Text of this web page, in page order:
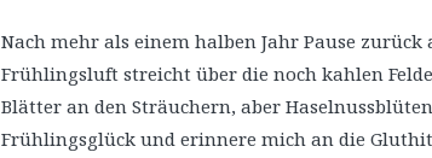
Nach mehr als einem halben Jahr Pause zurück
Frühlingsluft streicht über die noch kahlen
Blätter an den Sträuchern, aber
Frühlingsglück und erinnere mich an die